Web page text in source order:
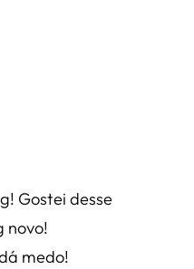
Gostei desse
novo!
medo!